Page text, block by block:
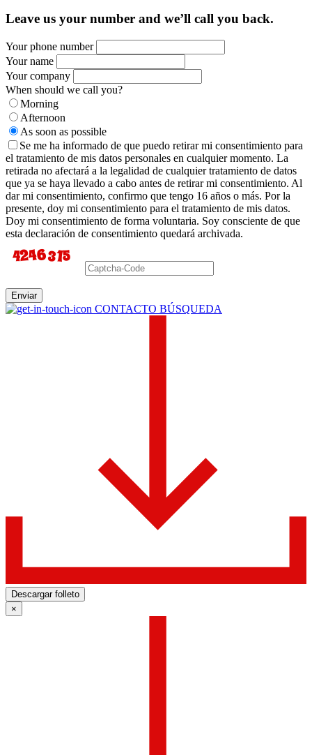
Leave us your number and we’ll call you back.
Your phone number
Your name
Your company
When should we call you?
Morning
Afternoon
As soon as possible
Se me ha informado de que puedo retirar mi consentimiento para
el tratamiento de mis datos personales en cualquier momento. La
retirada no afectará a la legalidad de cualquier tratamiento de datos
que ya se haya llevado a cabo antes de retirar mi consentimiento. Al
dar mi consentimiento, confirmo que tengo 16 años o más. Por la
presente, doy mi consentimiento para el tratamiento de mis datos.
Doy mi consentimiento de forma voluntaria. Soy consciente de que
esta declaración de consentimiento quedará archivada.
Enviar
CONTACTO BÚSQUEDA
Descargar folleto
×